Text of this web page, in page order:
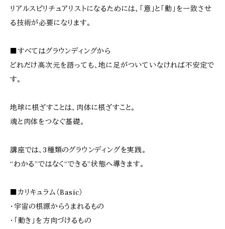
リアルスピリチュアリストになるためには、「意」と「動」を一致させ
る技術が必要になります。
■すべてはグラウンディングから
どれだけ高次元を語っても、地に足がついていなければ不安定で
す。
地球に根ざすことは、肉体に根ざすこと。
魂と肉体をつなぐ基礎。
講座では、3種類のグラウンディングを実践。
“わかる”ではなく“できる”状態へ導きます。
■カリキュラム（Basic）
・宇宙の根源からうまれるもの
・「動き」を方向づけるもの